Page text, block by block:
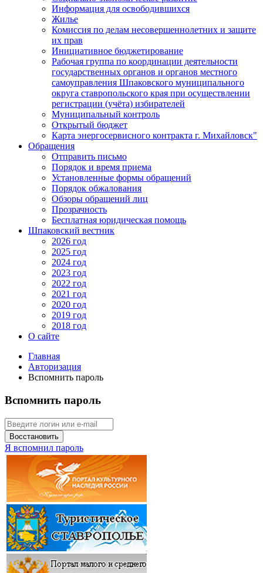
Информация для освободившихся
Жилье
Комиссия по делам несовершеннолетних и защите
их прав
Инициативное бюджетирование
Рабочая группа по координации деятельности
государственных органов и органов местного
самоуправления Шпаковского муниципального
округа ставропольского края при осуществлении
регистрации (учёта) избирателей
Муниципальный контроль
Открытый бюджет
Карта энергосервисного контракта г. Михайловск"
Обращения
Отправить письмо
Порядок и время приема
Установленные формы обращений
Порядок обжалования
Обзоры обращений лиц
Прозрачность
Бесплатная юридическая помощь
Шпаковский вестник
2026 год
2025 год
2024 год
2023 год
2022 год
2021 год
2020 год
2019 год
2018 год
О сайте
Главная
Авторизация
Вспомнить пароль
Вспомнить пароль
Восстановить
Я вспомнил пароль